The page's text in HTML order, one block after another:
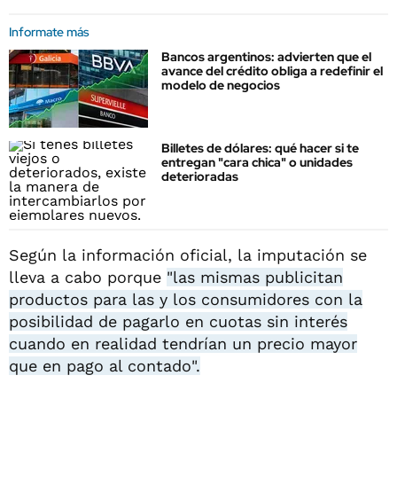
Informate más
Bancos argentinos: advierten que el
avance del crédito obliga a redefinir el
modelo de negocios
Billetes de dólares: qué hacer si te
entregan "cara chica" o unidades
deterioradas
Según la información oficial, la imputación se
lleva a cabo porque "las mismas publicitan
productos para las y los consumidores con la
posibilidad de pagarlo en cuotas sin interés
cuando en realidad tendrían un precio mayor
que en pago al contado".